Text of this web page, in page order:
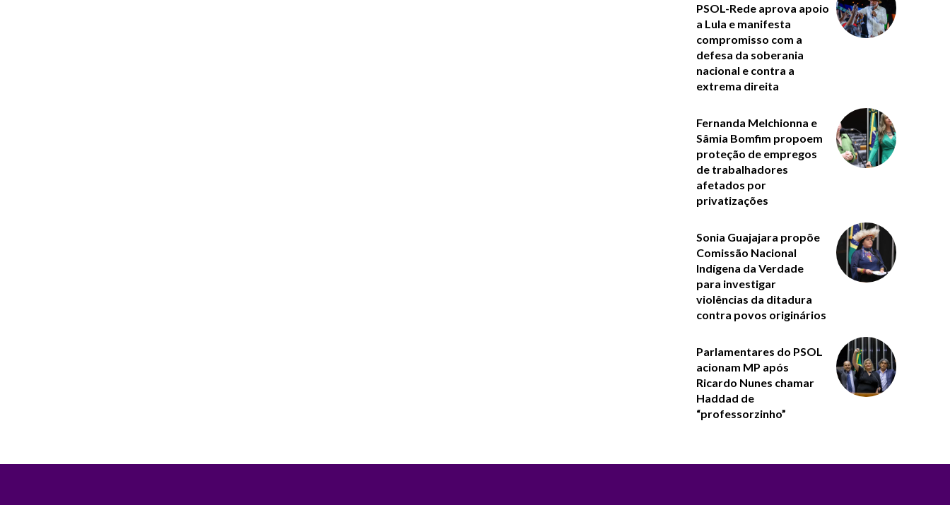
PSOL-Rede aprova apoio
a Lula e manifesta
compromisso com a
defesa da soberania
nacional e contra a
extrema direita
Fernanda Melchionna e
Sâmia Bomfim propoem
proteção de empregos
de trabalhadores
afetados por
privatizações
Sonia Guajajara propõe
Comissão Nacional
Indígena da Verdade
para investigar
violências da ditadura
contra povos originários
Parlamentares do PSOL
acionam MP após
Ricardo Nunes chamar
Haddad de
“professorzinho”